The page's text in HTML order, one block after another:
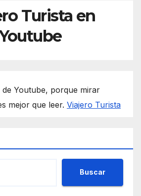
Turista en
Youtube, porque mirar
mejor que leer. Viajero Turista
Buscar